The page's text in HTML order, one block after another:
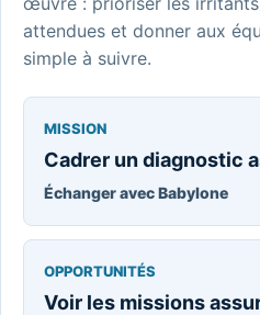
attendues et donner aux
simple à suivre.
MISSION
Cadrer un diagnostic
Échanger avec Babylone
OPPORTUNITÉS
Voir les missions